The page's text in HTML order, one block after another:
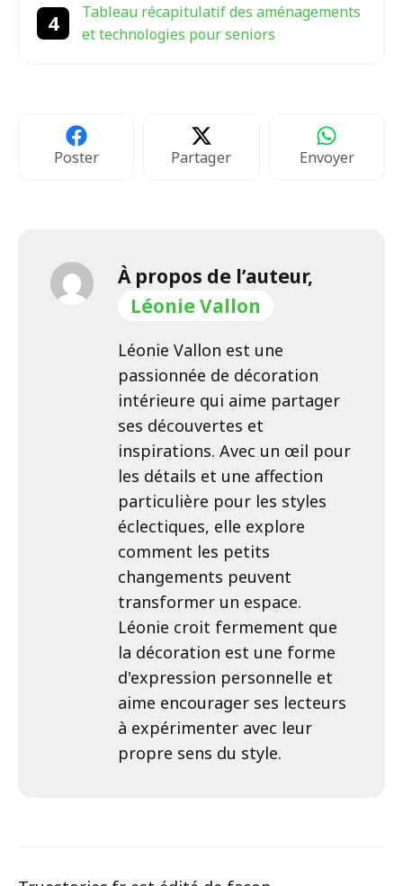
Tableau récapitulatif des aménagements
et technologies pour seniors
Poster Partager Envoyer
À propos de l’auteur,
Léonie Vallon
Léonie Vallon est une
passionnée de décoration
intérieure qui aime partager
ses découvertes et
inspirations. Avec un œil pour
les détails et une affection
particulière pour les styles
éclectiques, elle explore
comment les petits
changements peuvent
transformer un espace.
Léonie croit fermement que
la décoration est une forme
d'expression personnelle et
aime encourager ses lecteurs
à expérimenter avec leur
propre sens du style.